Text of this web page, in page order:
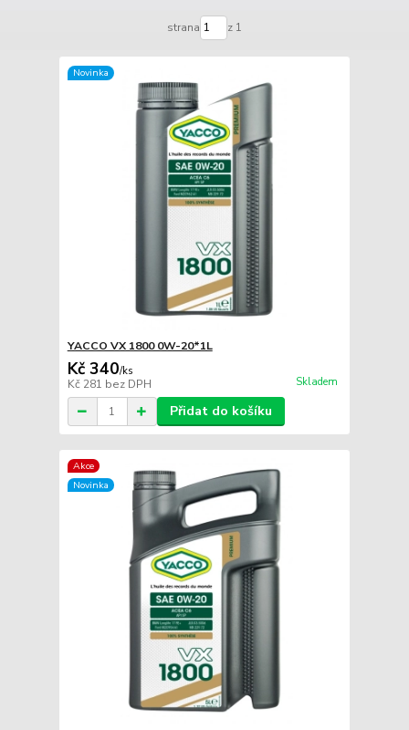
strana z 1
Novinka
YACCO VX 1800 0W-20*1L
Kč 340/ks
Kč 281 bez DPH Skladem
Přidat do košíku
Akce
Novinka